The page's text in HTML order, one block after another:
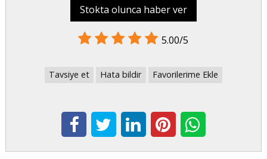
Stokta olunca haber ver
5.00/5
Tavsiye et Hata bildir Favorilerime Ekle